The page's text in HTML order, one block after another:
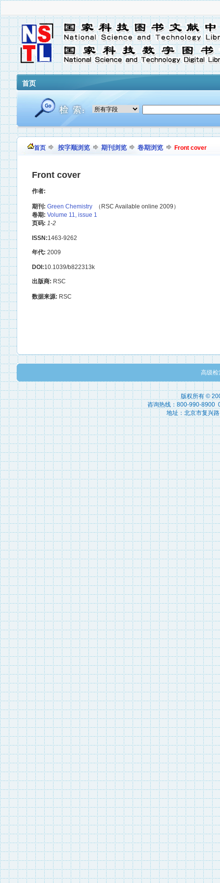
首页
首页 按字顺浏览 期刊浏览 卷期浏览 Front cover
Front cover
作者:
期刊: Green Chemistry （RSC Available online 2009）
卷期: Volume 11, issue 1
页码: 1-2
ISSN:1463-9262
年代: 2009
DOI:10.1039/b822313k
出版商: RSC
数据来源: RSC
高级检
版权所有 ©
咨询热线：800-990-8900
地址：北京市复兴